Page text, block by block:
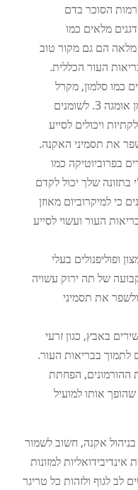
רמות הסוכר בדם
מלאים כמו
מלאה הם גם מקור טוב
העור הכללית.
כמו סלמון, מקרל
וסרדינים עשירים בחומצות שומן אומגה 3. לשומנים
ויכולים לסייע
את תסמיני האקנה.
בפרוביוטיקה כמו
בתזונה שלך יכול לקדם
כי למיקרוביום מאוזן
העור ועשוי לסייע
ופוליפנולים בעלי
של תה ירוק עשויה
את תסמיני
באבץ, כגון זרעי
לתמוך בבריאות העור.
ההורמונים, הפחתת
אותו למועיל
בניהול אקנה, חשוב לשמור
אינדיבידואליות למזונות
לב לגוף ולזהות כל טריגר